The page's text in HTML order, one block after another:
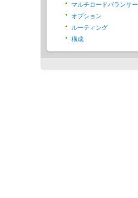
マルチロードバランサー
オプション
ルーティング
構成